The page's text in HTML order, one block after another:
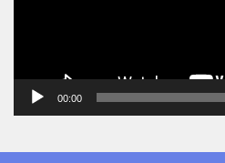
00:00